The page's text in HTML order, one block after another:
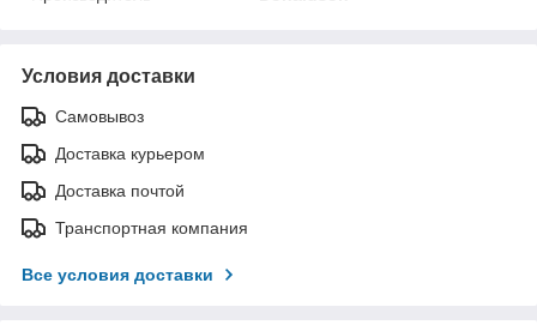
Условия доставки
Самовывоз
Доставка курьером
Доставка почтой
Транспортная компания
Все условия доставки